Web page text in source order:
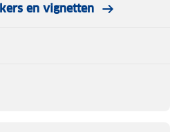
en vignetten